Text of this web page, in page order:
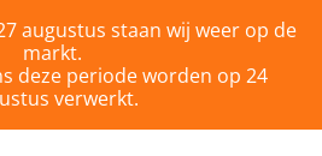
augustus staan wij weer op de
markt.
deze periode worden op 24
verwerkt.